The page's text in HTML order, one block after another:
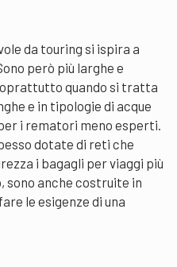
da touring si ispira a
però più larghe e
quando si tratta
e in tipologie di acque
i rematori meno esperti.
dotate di reti che
i bagagli per viaggi più
sono anche costruite in
le esigenze di una